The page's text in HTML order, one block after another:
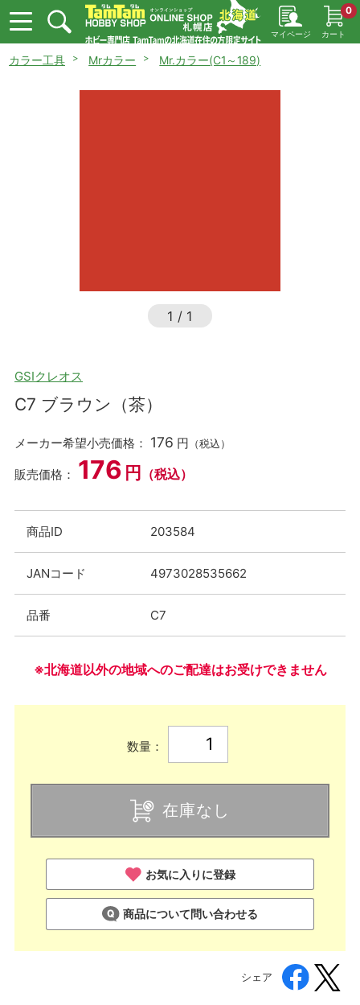
マイページ カート
0
カラー工具 Mrカラー Mr.カラー(C1～189)
1 / 1
GSIクレオス
C7 ブラウン（茶）
メーカー希望小売価格： 176 円 （税込）
販売価格： 176 円 （税込）
商品ID 203584
JANコード 4973028535662
品番 C7
※北海道以外の地域へのご配達はお受けできません
数量：
在庫なし
お気に入りに登録
商品について問い合わせる
シェア